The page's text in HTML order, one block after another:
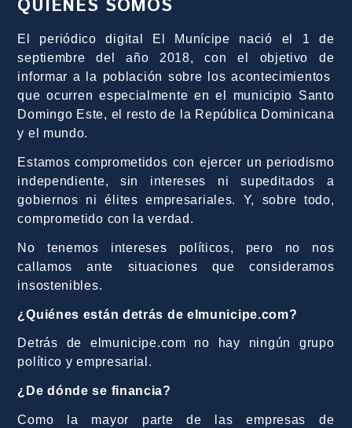
QUIÉNES SOMOS
El periódico digital El Munícipe nació el 1 de
septiembre del año 2018, con el objetivo de
informar a la población sobre los acontecimientos
que ocurren especialmente en el municipio Santo
Domingo Este, el resto de la República Dominicana
y el mundo.
Estamos comprometidos con ejercer un periodismo
independiente, sin intereses ni supeditados a
gobiernos ni élites empresariales. Y, sobre todo,
comprometido con la verdad.
No tenemos intereses políticos, pero no nos
callamos ante situaciones que consideramos
insostenibles.
¿Quiénes están detrás de elmunicipe.com?
Detrás de elmunicipe.com no hay ningún grupo
político y empresarial.
¿De dónde se financia?
Como la mayor parte de las empresas de